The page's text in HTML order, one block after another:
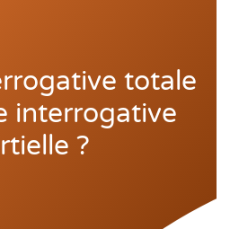
totale
interrogative
?